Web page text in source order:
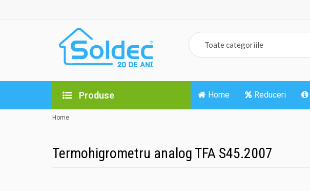
Produse Home Reduceri
Home
Termohigrometru analog TFA S45.2007